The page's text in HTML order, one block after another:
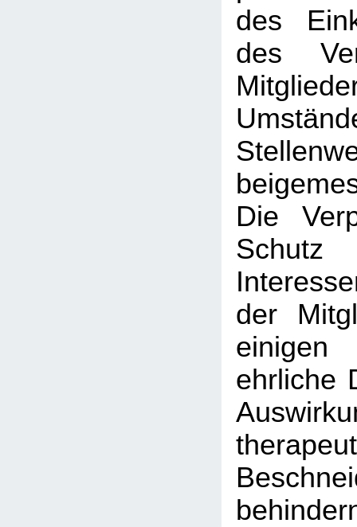
des
des
Die
der
ehrliche